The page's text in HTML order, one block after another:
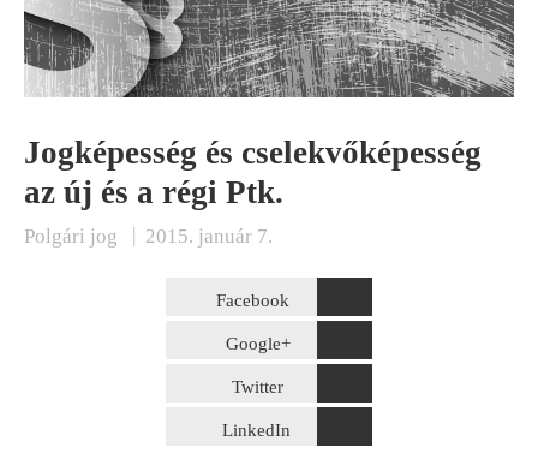
Jogképesség és cselekvőképesség
az új és a régi Ptk.
Polgári jog 2015. január 7.
Facebook
Google+
Twitter
LinkedIn